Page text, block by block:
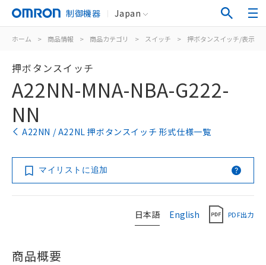
制御機器 Japan
ホーム > 商品情報 > 商品カテゴリ > スイッチ > 押ボタンスイッチ/表示灯
押ボタンスイッチ
A22NN-MNA-NBA-G222-
NN
A22NN / A22NL 押ボタンスイッチ 形式仕様一覧
マイリストに追加
日本語 English PDF出力
商品概要